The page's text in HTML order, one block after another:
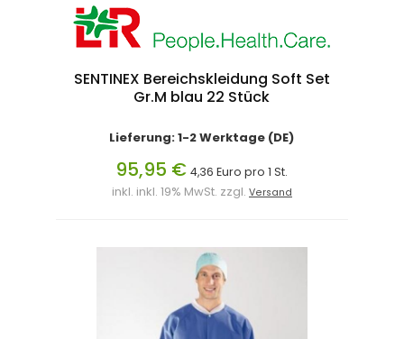
SENTINEX Bereichskleidung Soft Set
Gr.M blau 22 Stück
Lieferung: 1-2 Werktage (DE)
95,95 € 4,36 Euro pro 1 St.
inkl. inkl. 19% MwSt. zzgl. Versand